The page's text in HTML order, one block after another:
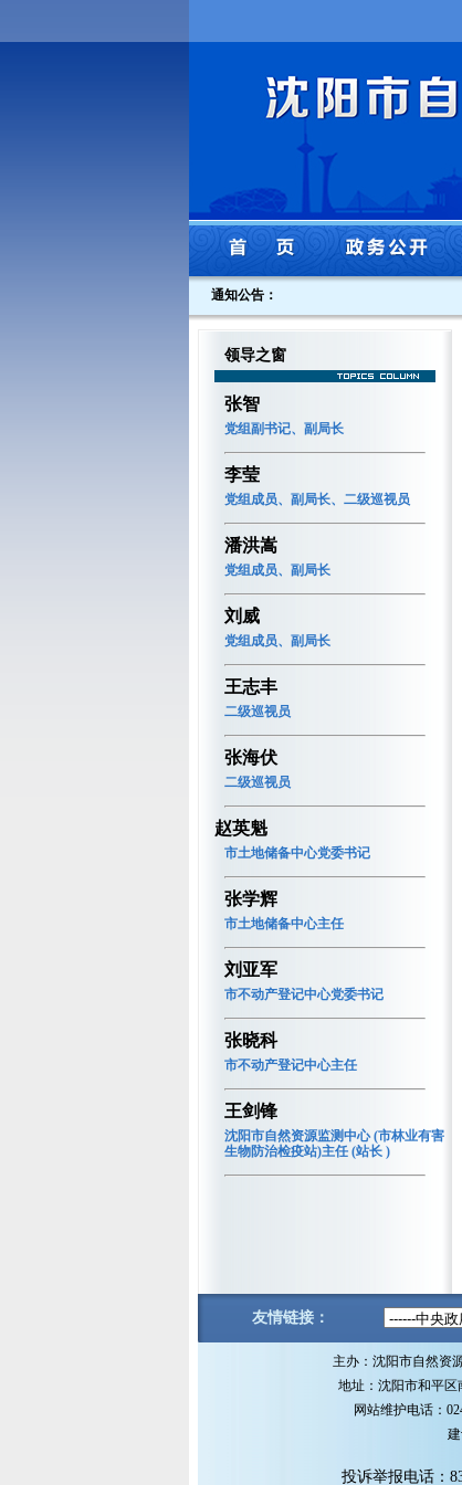
通知公告：
领导之窗
张智
党组副书记、副局长
李莹
党组成员、副局长、二级巡视员
潘洪嵩
党组成员、副局长
刘威
党组成员、副局长
王志丰
二级巡视员
张海伏
二级巡视员
赵英魁
市土地储备中心党委书记
张学辉
市土地储备中心主任
刘亚军
市不动产登记中心党委书记
张晓科
市不动产登记中心主任
王剑锋
沈阳市自然资源监测中心 (市林业有害
生物防治检疫站)主任 (站长 )
友情链接：
主办：沈阳市自然资
地址：沈阳市和平区
网站维护电话：
投诉举报电话：